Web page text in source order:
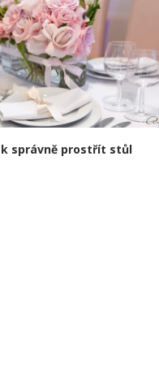
správně prostřít stůl